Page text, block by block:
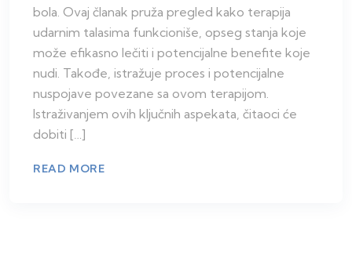
bola. Ovaj članak pruža pregled kako terapija
udarnim talasima funkcioniše, opseg stanja koje
može efikasno lečiti i potencijalne benefite koje
nudi. Takođe, istražuje proces i potencijalne
nuspojave povezane sa ovom terapijom.
Istraživanjem ovih ključnih aspekata, čitaoci će
dobiti […]
READ MORE